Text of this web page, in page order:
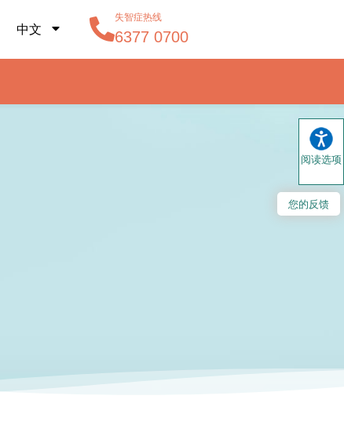
阅读选项
您的反馈
中文
失智症热线
6377 0700